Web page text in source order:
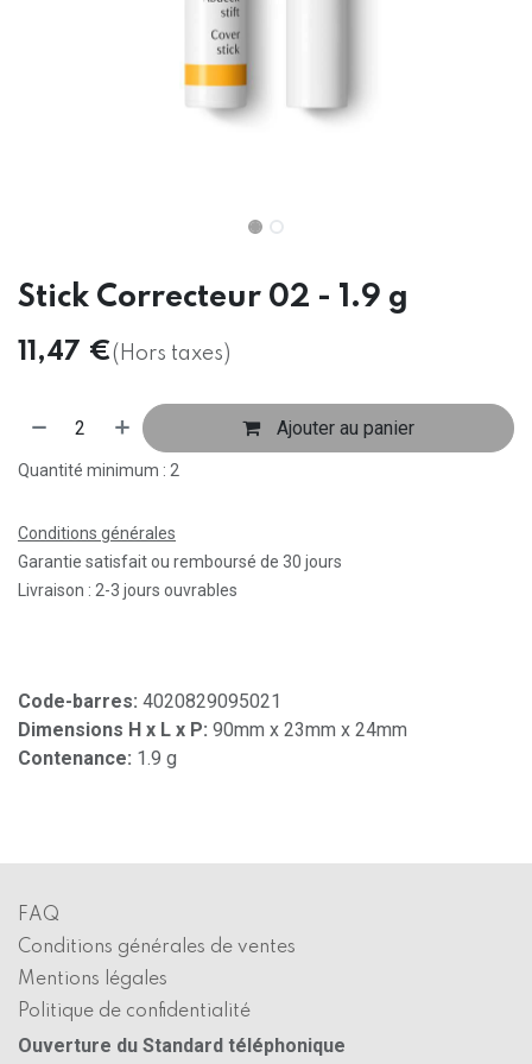
Stick Correcteur 02 - 1.9 g
11,47 €(Hors taxes)
Ajouter au panier
Quantité minimum : 2
Conditions générales
Garantie satisfait ou remboursé de 30 jours
Livraison : 2-3 jours ouvrables
Code-barres: 4020829095021
Dimensions H x L x P: 90mm x 23mm x 24mm
Contenance: 1.9 g
FAQ
Conditions générales de ventes
Mentions légales
Politique de confidentialité
Ouverture du Standard téléphonique